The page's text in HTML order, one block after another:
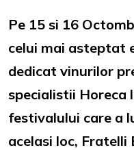
Pe 15 si 16
celui mai asteptat
dedicat vinurilor
specialistii Horeca
festivalului care a
acelasi loc, Fratelli